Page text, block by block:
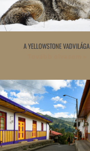
A YELLOWSTONE VADVILÁGA